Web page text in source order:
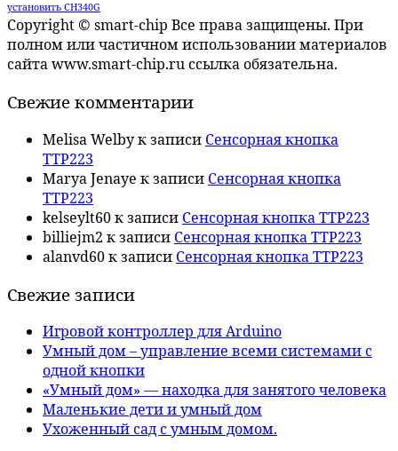
установить CH340G
Copyright © smart-chip Все права защищены. При
полном или частичном использовании материалов
сайта www.smart-chip.ru ссылка обязательна.
Свежие комментарии
Melisa Welbyк записи Сенсорная кнопка
TTP223
Marya Jenaye к записи Сенсорная кнопка
TTP223
kelseylt60к записи Сенсорная кнопка TTP223
billiejm2 к записи Сенсорная кнопка TTP223
alanvd60к записи Сенсорная кнопка TTP223
Свежие записи
Игровой контроллер для Arduino
Умный дом – управление всеми системами с
одной кнопки
«Умный дом» — находка для занятого человека
Маленькие дети и умный дом
Ухоженный сад с умным домом.